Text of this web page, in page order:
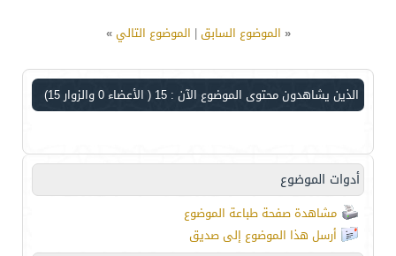
« الموضوع السابق| الموضوع التالي»
الذين يشاهدون محتوى الموضوع الآن : 15 ( الأعضاء 0 والزوار 15)
أدوات الموضوع
مشاهدة صفحة طباعة الموضوع
أرسل هذا الموضوع إلى صديق